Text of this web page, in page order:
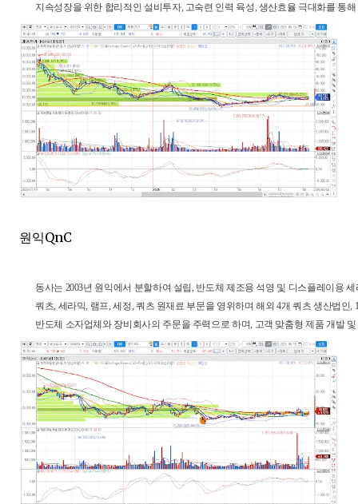
지속성장을 위한 합리적인 설비투자, 고숙련 인력 육성, 생산효율 극대화를 통
원익QnC
동사는 2003년 원익에서 분할하여 설립, 반도체 제조용 석영 및 디스플레이용
쿼츠, 세라믹, 램프, 세정, 쿼츠 원재료 부문을 영위하며 해외 4개 쿼츠 생산법인,
반도체 소자업체와 장비회사의 주문을 주력으로 하며, 고객 맞춤형 제품 개발